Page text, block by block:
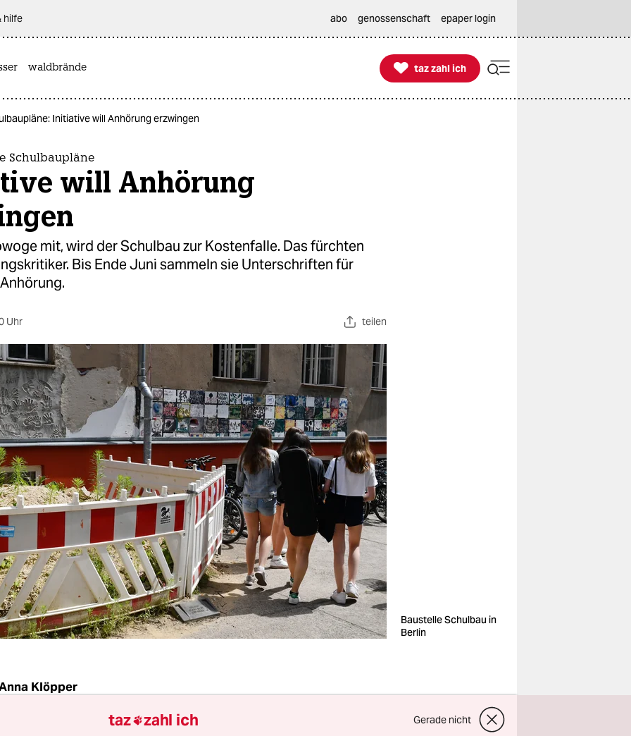
hilfe abo genossenschaft epaper login
waldbrände 
taz zahl ich
taz zahl ich
Initiative will Anhörung erzwingen
Schulbaupläne
will Anhörung
mit, wird der Schulbau zur Kostenfalle. Das fürchten
Bis Ende Juni sammeln sie Unterschriften für
Uhr teilen
Baustelle Schulbau in
Berlin
Klöpper
taz zahl ich Gerade nicht